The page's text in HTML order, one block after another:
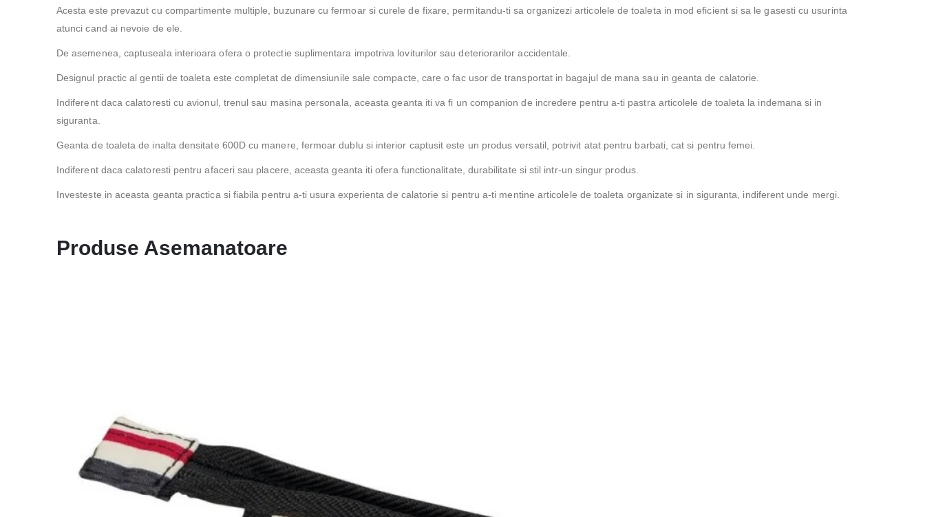
Acesta este prevazut cu compartimente multiple, buzunare cu fermoar si curele de fixare, permitandu-ti sa organizezi articolele de toaleta in mod eficient si sa le gasesti cu usurinta
atunci cand ai nevoie de ele.
De asemenea, captuseala interioara ofera o protectie suplimentara impotriva loviturilor sau deteriorarilor accidentale.
Designul practic al gentii de toaleta este completat de dimensiunile sale compacte, care o fac usor de transportat in bagajul de mana sau in geanta de calatorie.
Indiferent daca calatoresti cu avionul, trenul sau masina personala, aceasta geanta iti va fi un companion de incredere pentru a-ti pastra articolele de toaleta la indemana si in
siguranta.
Geanta de toaleta de inalta densitate 600D cu manere, fermoar dublu si interior captusit este un produs versatil, potrivit atat pentru barbati, cat si pentru femei.
Indiferent daca calatoresti pentru afaceri sau placere, aceasta geanta iti ofera functionalitate, durabilitate si stil intr-un singur produs.
Investeste in aceasta geanta practica si fiabila pentru a-ti usura experienta de calatorie si pentru a-ti mentine articolele de toaleta organizate si in siguranta, indiferent unde mergi.
Produse Asemanatoare